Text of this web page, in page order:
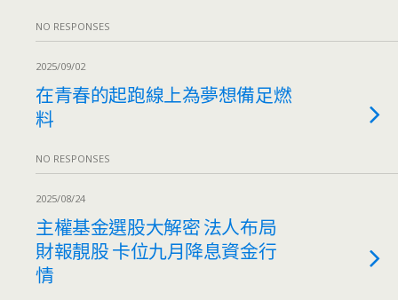
NO RESPONSES
2025/09/02
在青春的起跑線上為夢想備足燃
料
NO RESPONSES
2025/08/24
主權基金選股大解密 法人布局
財報靚股 卡位九月降息資金行
情